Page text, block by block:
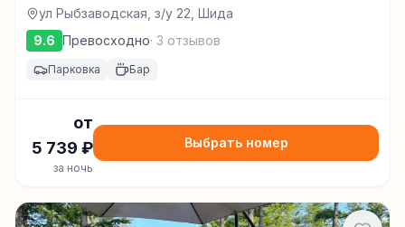
ул Рыбзаводская, з/у 22, Шида
9.6 Превосходно· 3 отзывов
Парковка Бар
от
5 739 ₽
за ночь
Выбрать номер